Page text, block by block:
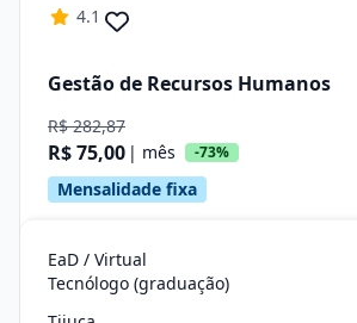
4.1
Gestão de Recursos Humanos
R$ 282,87
R$ 75,00 | mês -73%
Mensalidade fixa
EaD / Virtual
Tecnólogo (graduação)